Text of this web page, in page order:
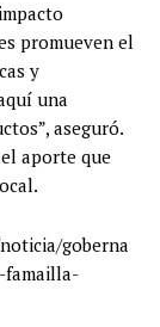
promueven el
y
una
aseguró.
aporte que
goberna
famailla-